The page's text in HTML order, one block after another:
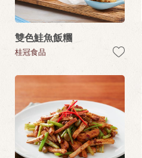
雙色鮭魚飯糰
桂冠食品